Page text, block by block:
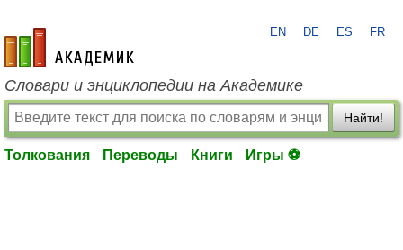
academic.ru
EN DE ES FR
Словари и энциклопедии на Академике
Найти!
Толкования Переводы Книги Игры ⚽